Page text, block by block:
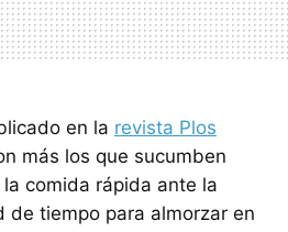
en la revista Plos
más los que sucumben
comida rápida ante la
de tiempo para almorzar en